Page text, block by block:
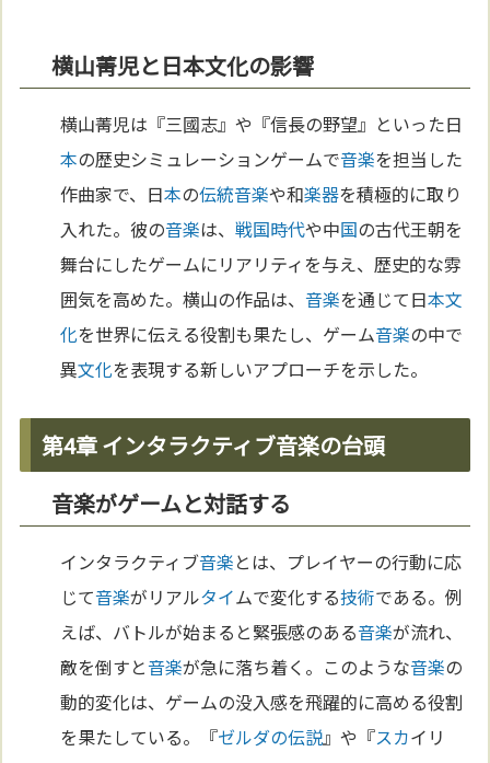
横山菁児と日本文化の影響
横山菁児は『三國志』や『信長の野望』といった日
本の歴史シミュレーションゲームで音楽を担当した
作曲家で、日本の伝統音楽や和楽器を積極的に取り
入れた。彼の音楽は、戦国時代や中国の古代王朝を
舞台にしたゲームにリアリティを与え、歴史的な雰
囲気を高めた。横山の作品は、音楽を通じて日本文
化を世界に伝える役割も果たし、ゲーム音楽の中で
異文化を表現する新しいアプローチを示した。
第4章 インタラクティブ音楽の台頭
音楽がゲームと対話する
インタラクティブ音楽とは、プレイヤーの行動に応
じて音楽がリアルタイムで変化する技術である。例
えば、バトルが始まると緊張感のある音楽が流れ、
敵を倒すと音楽が急に落ち着く。このような音楽の
動的変化は、ゲームの没入感を飛躍的に高める役割
を果たしている。『ゼルダの伝説』や『スカイリ